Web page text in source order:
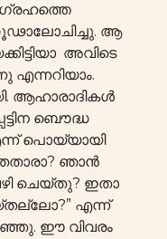
ആ
അവിടെ
എന്നറിയാം.
ആഹാരാദികൾ
ബൌദ്ധ
പൊയ്യായി
ഞാൻ
ചെയ്തു? ഇതാ
എന്ന്
ഈ വിവരം